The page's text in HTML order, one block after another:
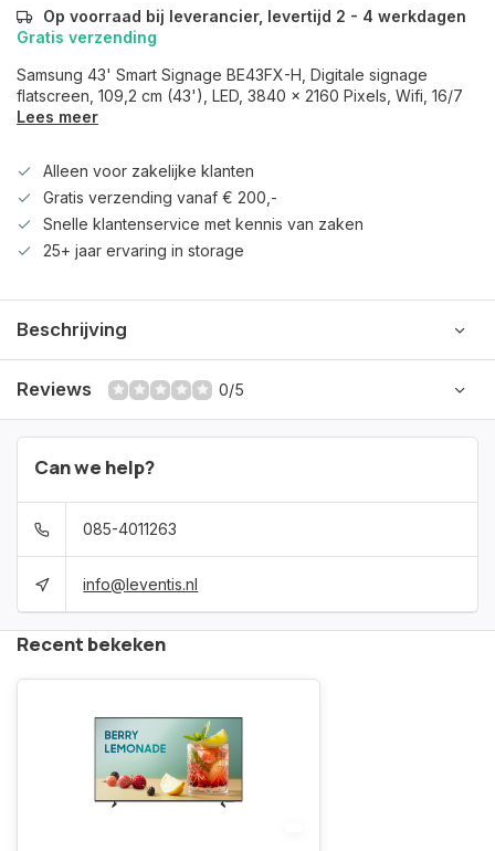
Op voorraad bij leverancier, levertijd 2 - 4 werkdagen
Gratis verzending
Samsung 43' Smart Signage BE43FX-H, Digitale signage
flatscreen, 109,2 cm (43'), LED, 3840 x 2160 Pixels, Wifi, 16/7
Lees meer
Alleen voor zakelijke klanten
Gratis verzending vanaf € 200,-
Snelle klantenservice met kennis van zaken
25+ jaar ervaring in storage
Beschrijving
Reviews 0/5
Can we help?
085-4011263
info@leventis.nl
Recent bekeken